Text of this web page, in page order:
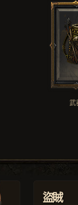
武
盜賊